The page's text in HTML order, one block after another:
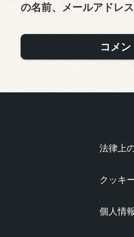
の名前、メールアドレ
法律上
クッキ
個人情